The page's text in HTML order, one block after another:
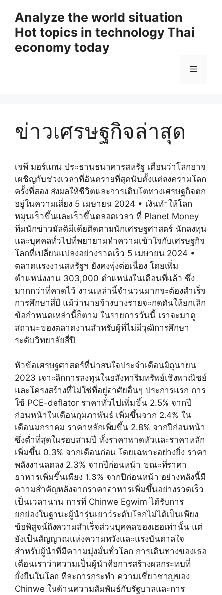
content
Analyze the world situation
Hot topics in technology Thai
economy today
Menu
ข่าวเศรษฐกิจล่าสุด
เจพี มอร์แกน ประธานธนาคารสหรัฐ เตือนว่าโลกอาจ
เผชิญกับช่วงเวลาที่อันตรายที่สุดนับตั้งแต่สงครามโลก
ครั้งที่สอง ส่งผลให้ชีวิตและการเติบโตทางเศรษฐกิจตก
อยู่ในความเสี่ยง 5 เมษายน 2024 • เงินทำให้โลก
หมุนเร็วขึ้นและเร็วขึ้นตลอดเวลา ที่ Planet Money
ทีมนักข่าวมัลติมีเดียติดตามนักเศรษฐศาสตร์ นักลงทุน
และบุคคลทั่วไปที่พยายามทำความเข้าใจกับเศรษฐกิจ
โลกที่เปลี่ยนแปลงอย่างรวดเร็ว 5 เมษายน 2024 •
ตลาดแรงงานสหรัฐฯ ยังคงพุ่งต่อเนื่อง โดยเพิ่ม
ตำแหน่งงาน 303,000 ตำแหน่งในเดือนที่แล้ว ซึ่ง
มากกว่าที่คาดไว้ งานเหล่านี้จำนวนมากจะต้องสำเร็จ
การศึกษาสี่ปี แม้ว่านายจ้างบางรายจะกดดันให้ยกเลิก
ข้อกำหนดเหล่านี้ก็ตาม ในรายการวันนี้ เราจะมาดู
สถานะของตลาดงานสำหรับผู้ที่ไม่มีวุฒิการศึกษา
ระดับวิทยาลัยสี่ปี
หัวข้อเศรษฐศาสตร์ที่น่าสนใจประจำเดือนมิถุนายน
2023 เจาะลึกการลงทุนในอสังหาริมทรัพย์เชิงพาณิชย์
และโครงสร้างที่ไม่ใช่ที่อยู่อาศัยอื่นๆ ประการแรก การ
ใช้ PCE-deflator ราคาทั่วไปเพิ่มขึ้น 2.5% จากปี
ก่อนหน้าในเดือนกุมภาพันธ์ เพิ่มขึ้นจาก 2.4% ใน
เดือนมกราคม ราคาหลักเพิ่มขึ้น 2.8% จากปีก่อนหน้า
ซึ่งต่ำที่สุดในรอบสามปี ทั้งราคาพาดหัวและราคาหลัก
เพิ่มขึ้น 0.3% จากเดือนก่อน โดยเฉพาะอย่างยิ่ง ราคา
พลังงานลดลง 2.3% จากปีก่อนหน้า ขณะที่ราคา
อาหารเพิ่มขึ้นเพียง 1.3% จากปีก่อนหน้า อย่างหลังนี้มี
ความสำคัญหลังจากราคาอาหารเพิ่มขึ้นอย่างรวดเร็ว
เป็นเวลานาน การที่ Chinwe Egwim ได้รับการ
ยกย่องในฐานะผู้นำรุ่นเยาว์ระดับโลกไม่ได้เป็นเพียง
ข้อพิสูจน์ถึงความสำเร็จส่วนบุคคลของเธอเท่านั้น แต่
ยังเป็นสัญญาณแห่งความหวังและแรงบันดาลใจ
สำหรับผู้นำที่มีความมุ่งมั่นทั่วโลก การเดินทางของเธอ
เตือนเราว่าความเป็นผู้นำคือการสร้างผลกระทบที่
ยั่งยืนในโลก ทีละการกระทำ ความเชี่ยวชาญของ
Chinwe ในด้านความสัมพันธ์กับรัฐบาลและการ